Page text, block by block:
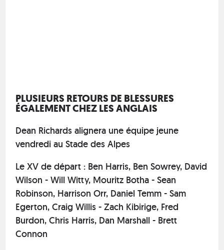
PLUSIEURS RETOURS DE BLESSURES
ÉGALEMENT CHEZ LES ANGLAIS
Dean Richards alignera une équipe jeune
vendredi au Stade des Alpes
Le XV de départ : Ben Harris, Ben Sowrey, David
Wilson - Will Witty, Mouritz Botha - Sean
Robinson, Harrison Orr, Daniel Temm - Sam
Egerton, Craig Willis - Zach Kibirige, Fred
Burdon, Chris Harris, Dan Marshall - Brett
Connon